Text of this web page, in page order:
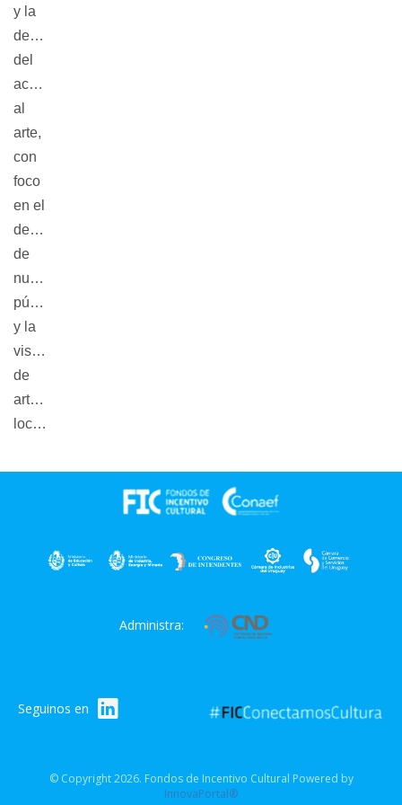
y la
democratización
del
acceso
al
arte,
con
foco
en el
desarrollo
de
nuevos
públicos
y la
visibilización
de
artistas
locales.
Administra:
Seguinos en
© Copyright 2026. Fondos de Incentivo Cultural Powered by
InnovaPortal®